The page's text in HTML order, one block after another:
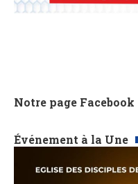
Notre page Facebook
Événement à la Une